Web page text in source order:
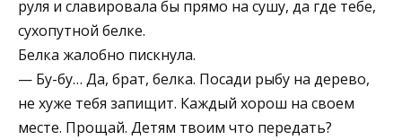
руля и славировала бы прямо на сушу, да где тебе,
сухопутной белке.
Белка жалобно пискнула.
— Бу-бу… Да, брат, белка. Посади рыбу на дерево,
не хуже тебя запищит. Каждый хорош на своем
месте. Прощай. Детям твоим что передать?